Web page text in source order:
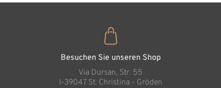
Besuchen Sie unseren Shop
Via Dursan, Str. 55
l-39047 St. Christina - Gröden